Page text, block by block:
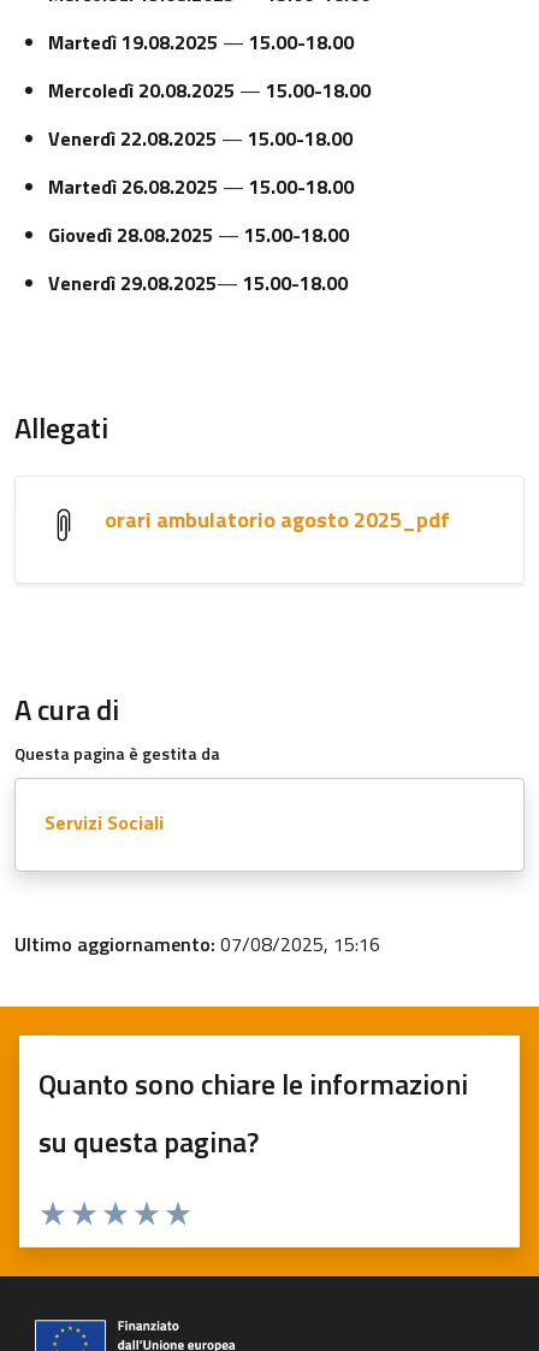
Martedì19.08.2025 — 15.00-18.00
Mercoledì 20.08.2025 — 15.00-18.00
Venerdì 22.08.2025 — 15.00-18.00
Martedì 26.08.2025 — 15.00-18.00
Giovedì 28.08.2025 — 15.00-18.00
Venerdì 29.08.2025— 15.00-18.00
Allegati
orari ambulatorio agosto 2025_pdf
A cura di
Questa pagina è gestita da
Servizi Sociali
Ultimo aggiornamento: 07/08/2025, 15:16
Quanto sono chiare le informazioni
su questa pagina?
Valuta 5 stelle su 5
Valuta 4 stelle su 5
Valuta 3 stelle su 5
Valuta 2 stelle su 5
Valuta 1 stelle su 5